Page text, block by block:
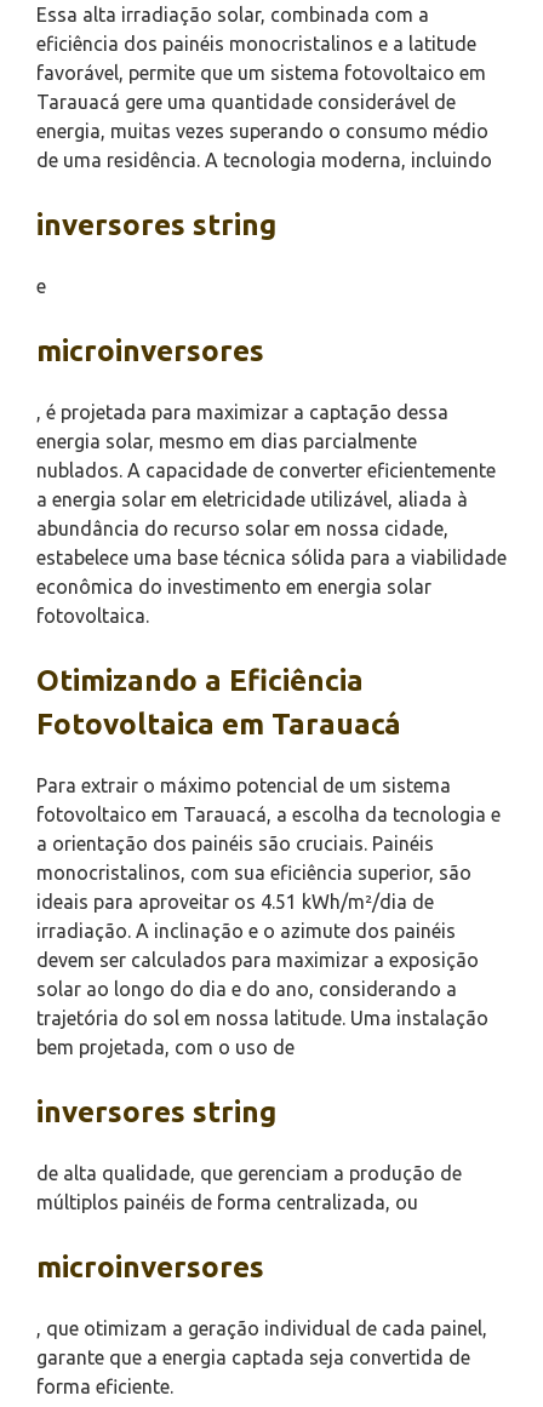
Essa alta irradiação solar, combinada com a
eficiência dos painéis monocristalinos e a latitude
favorável, permite que um sistema fotovoltaico em
Tarauacá gere uma quantidade considerável de
energia, muitas vezes superando o consumo médio
de uma residência. A tecnologia moderna, incluindo
inversores string
e
microinversores
, é projetada para maximizar a captação dessa
energia solar, mesmo em dias parcialmente
nublados. A capacidade de converter eficientemente
a energia solar em eletricidade utilizável, aliada à
abundância do recurso solar em nossa cidade,
estabelece uma base técnica sólida para a viabilidade
econômica do investimento em energia solar
fotovoltaica.
Otimizando a Eficiência
Fotovoltaica em Tarauacá
Para extrair o máximo potencial de um sistema
fotovoltaico em Tarauacá, a escolha da tecnologia e
a orientação dos painéis são cruciais. Painéis
monocristalinos, com sua eficiência superior, são
ideais para aproveitar os 4.51 kWh/m²/dia de
irradiação. A inclinação e o azimute dos painéis
devem ser calculados para maximizar a exposição
solar ao longo do dia e do ano, considerando a
trajetória do sol em nossa latitude. Uma instalação
bem projetada, com o uso de
inversores string
de alta qualidade, que gerenciam a produção de
múltiplos painéis de forma centralizada, ou
microinversores
, que otimizam a geração individual de cada painel,
garante que a energia captada seja convertida de
forma eficiente.